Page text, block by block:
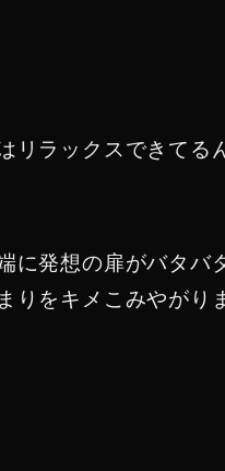
リラックスできてる
に発想の扉がバタバ
りをキメこみやがり